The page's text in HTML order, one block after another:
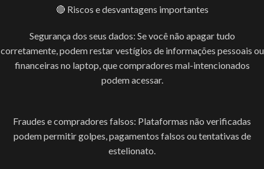
🔴 Riscos e desvantagens importantes
Segurança dos seus dados: Se você não apagar tudo
corretamente, podem restar vestígios de informações pessoais ou
financeiras no laptop, que compradores mal-intencionados
podem acessar.
Fraudes e compradores falsos: Plataformas não verificadas
podem permitir golpes, pagamentos falsos ou tentativas de
estelionato.